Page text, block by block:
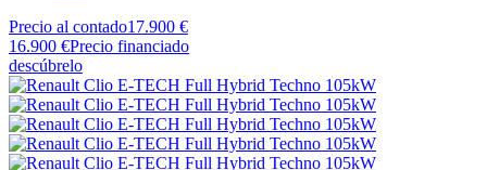
Precio al contado17.900 €
16.900 €Precio financiado
descúbrelo